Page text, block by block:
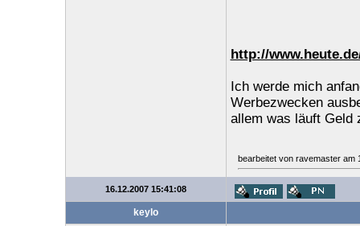
http://
Ich werde mich
Werbezwecken
allem was läuft Geld
bearbeitet von ravemaster am
16.12.2007 15:41:08
keylo